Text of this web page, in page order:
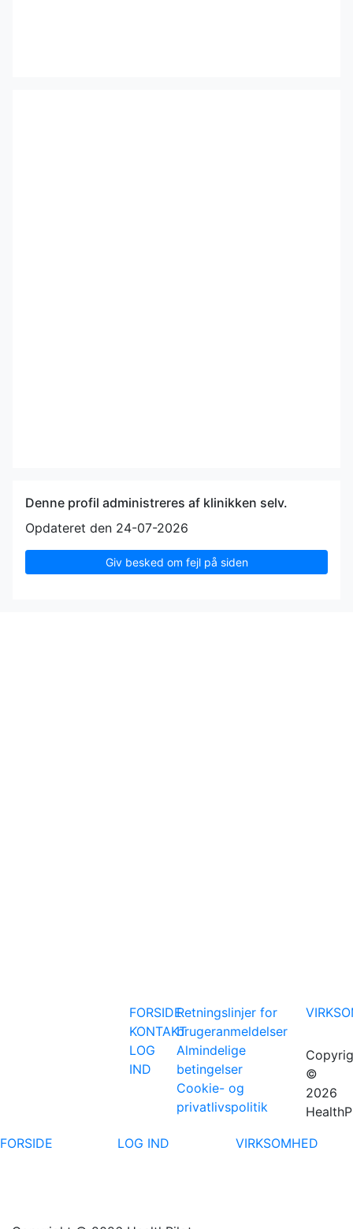
Denne profil administreres af klinikken selv.
Opdateret den 24-07-2026
Giv besked om fejl på siden
FORSIDE
KONTAKT
LOG
IND
Retningslinjer for
brugeranmeldelser
Almindelige
betingelser
Cookie- og
privatlivspolitik
©
2026
FORSIDE
LOG IND VIRKSOMHED